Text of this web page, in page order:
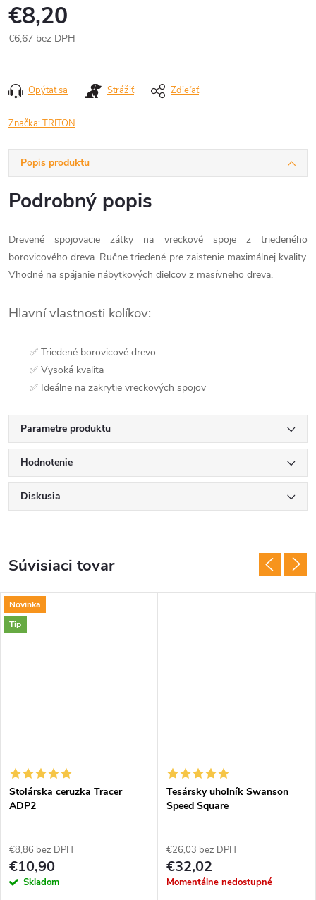
€8,20
€6,67 bez DPH
cena:
Opýtať sa Strážiť Zdieľať
Značka:TRITON
Popis produktu
Podrobný popis
Drevené spojovacie zátky na vreckové spoje z triedeného
borovicového dreva. Ručne triedené pre zaistenie maximálnej kvality.
Vhodné na spájanie nábytkových dielcov z masívneho dreva.
Hlavní vlastnosti kolíkov:
✅ Triedené borovicové drevo
✅ Vysoká kvalita
✅ Ideálne na zakrytie vreckových spojov
Parametre produktu
Hodnotenie
Diskusia
Súvisiaci tovar
Novinka
Tip
Stolárska ceruzka Tracer
ADP2
€8,86 bez DPH
€10,90
Skladom
Tesársky uholník Swanson
Speed Square
€26,03 bez DPH
€32,02
Momentálne nedostupné